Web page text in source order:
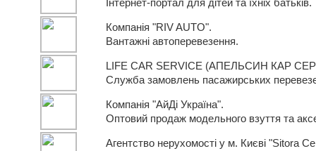
Інтернет-портал для дітей та їхніх батьків.
Компанія "RIV AUTO".
Вантажні автоперевезення.
LIFE CAR SERVICE (АПЕЛЬСИН КАР
Служба замовлень пасажирських
Компанія "АйДі Україна".
Оптовий продаж модельного взуття та
Агентство нерухомості у м. Києві "Sitora